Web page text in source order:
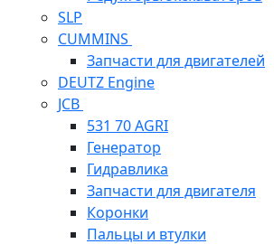
SLP
CUMMINS
Запчасти для двигателей
DEUTZ Engine
JCB
531 70 AGRI
Генератор
Гидравлика
Запчасти для двигателя
Коронки
Пальцы и втулки